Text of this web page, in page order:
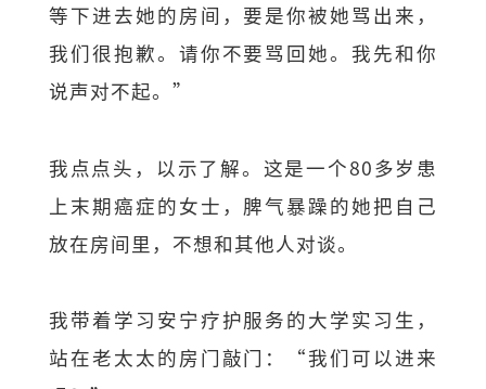
等下进去她的房间，要是你被她骂出来，
我们很抱歉。请你不要骂回她。我先和你
说声对不起。”
我点点头，以示了解。这是一个80多岁患
上末期癌症的女士，脾气暴躁的她把自己
放在房间里，不想和其他人对谈。
我带着学习安宁疗护服务的大学实习生，
站在老太太的房门敲门：“我们可以进来